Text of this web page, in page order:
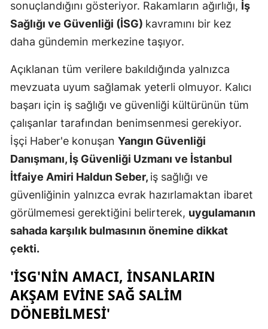
Rize
Samsun
Sinop
Tokat
Trabzon
sonuçlandığını gösteriyor. Rakamların ağırlığı, İş
Sağlığı ve Güvenliği (İSG) kavramını bir kez
daha gündemin merkezine taşıyor.
Açıklanan tüm verilere bakıldığında yalnızca
mevzuata uyum sağlamak yeterli olmuyor. Kalıcı
başarı için iş sağlığı ve güvenliği kültürünün tüm
çalışanlar tarafından benimsenmesi gerekiyor.
İşçi Haber'e konuşan Yangın Güvenliği
Danışmanı, İş Güvenliği Uzmanı ve İstanbul
İtfaiye Amiri Haldun Seber, iş sağlığı ve
güvenliğinin yalnızca evrak hazırlamaktan ibaret
görülmemesi gerektiğini belirterek, uygulamanın
sahada karşılık bulmasının önemine dikkat
çekti.
'İSG'NIN AMACI, INSANLARIN
AKŞAM EVINE SAĞ SALIM
DÖNEBILMESI'